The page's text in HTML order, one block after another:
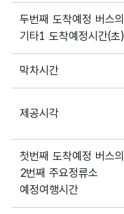
두번째 도착예정 버스의
기타1 도착예정시간(초)
막차시간
제공시각
첫번째 도착예정 버스의
2번째 주요정류소
예정여행시간